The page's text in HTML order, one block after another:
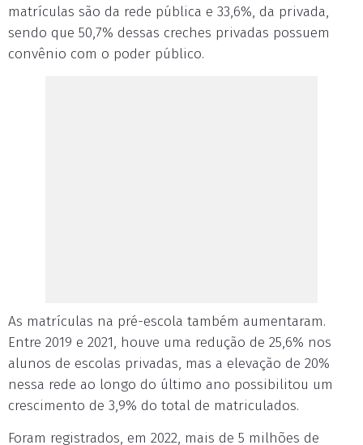
matrículas são da rede pública e 33,6%, da privada,
sendo que 50,7% dessas creches privadas possuem
convênio com o poder público.
As matrículas na pré-escola também aumentaram.
Entre 2019 e 2021, houve uma redução de 25,6% nos
alunos de escolas privadas, mas a elevação de 20%
nessa rede ao longo do último ano possibilitou um
crescimento de 3,9% do total de matriculados.
Foram registrados, em 2022, mais de 5 milhões de